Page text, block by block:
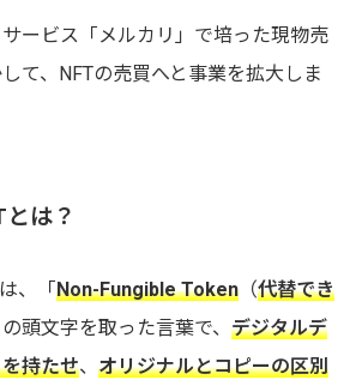
ービス「メルカリ」で培った現物売
て、NFTの売買へと事業を拡大しま
は？
、「Non-Fungible Token （代替でき
頭文字を取った言葉で、 デジタルデ
持たせ、 オリジナルとコピーの区別